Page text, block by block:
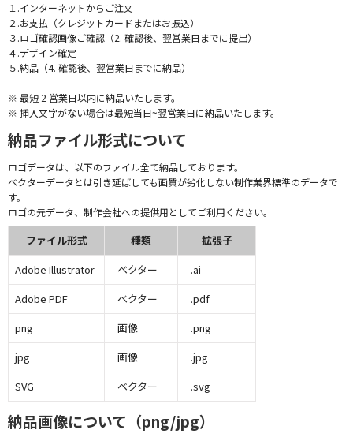
１.インターネットからご注文
２.お支払（クレジットカードまたはお振込）
３.ロゴ確認画像ご確認（2. 確認後、翌営業日までに提出）
４.デザイン確定
５.納品（4. 確認後、翌営業日までに納品）
※ 最短 2 営業日以内に納品いたします。
※ 挿入文字がない場合は最短当日~翌営業日に納品いたします。
納品ファイル形式について
ロゴデータは、以下のファイル全て納品しております。
ベクターデータとは引き延ばしても画質が劣化しない制作業界標準のデータで
す。
ロゴの元データ、制作会社への提供用としてご利用ください。
ファイル形式 種類
拡張子
Adobe Illustrator
ベクター
.ai
Adobe PDF
ベクター
.pdf
png
画像
.png
jpg
画像
.jpg
SVG
ベクター .svg
納品画像について（png/jpg）